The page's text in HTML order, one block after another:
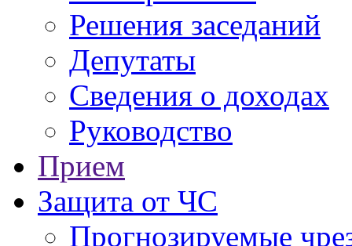
Решения заседаний
Депутаты
Сведения о доходах
Руководство
Прием
Защита от ЧС
Прогнозируемые